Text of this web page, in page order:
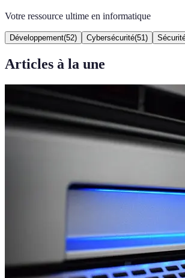
Votre ressource ultime en informatique
Développement(52) Cybersécurité(51 )
Articles à la une